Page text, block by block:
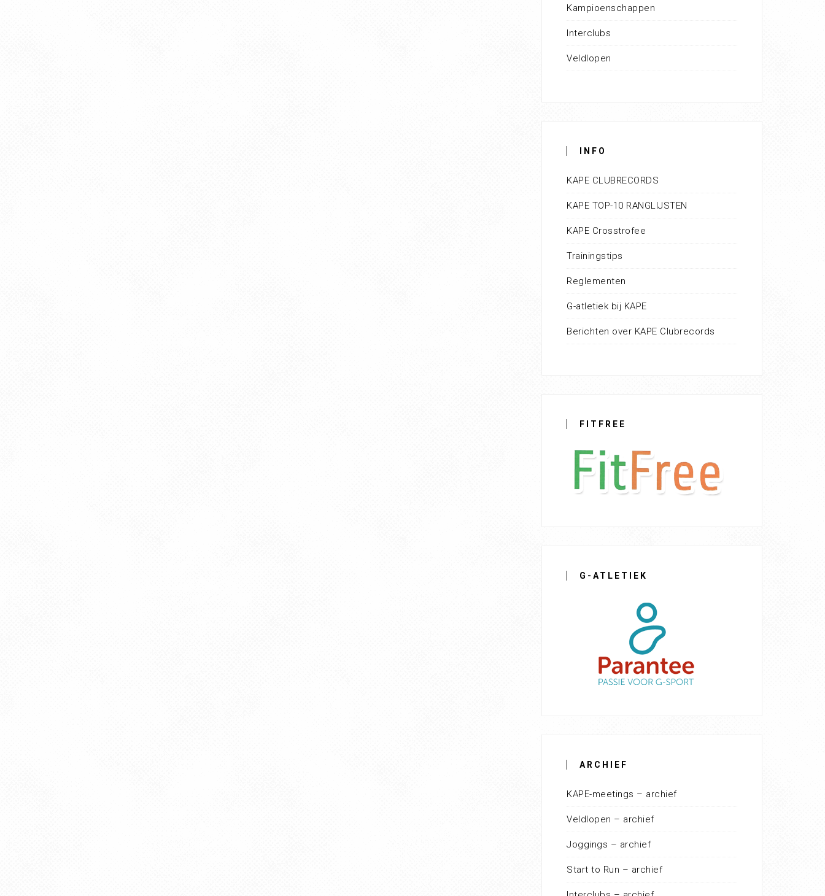
Kampioenschappen
Interclubs
Veldlopen
INFO
KAPE CLUBRECORDS
KAPE TOP-10 RANGLIJSTEN
KAPE Crosstrofee
Trainingstips
Reglementen
G-atletiek bij KAPE
Berichten over KAPE Clubrecords
FITFREE
G-ATLETIEK
ARCHIEF
KAPE-meetings – archief
Veldlopen – archief
Joggings – archief
Start to Run – archief